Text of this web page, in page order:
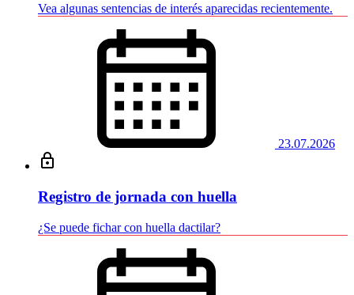
Vea algunas sentencias de interés aparecidas recientemente.
23.07.2026
Registro de jornada con huella
¿Se puede fichar con huella dactilar?